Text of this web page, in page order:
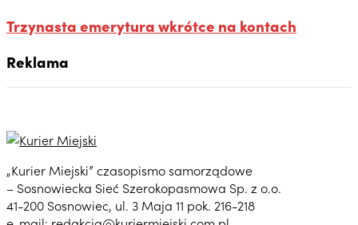
Trzynasta emerytura wkrótce na kontach
Reklama
„Kurier Miejski” czasopismo samorządowe
– Sosnowiecka Sieć Szerokopasmowa Sp. z o.o.
41-200 Sosnowiec, ul. 3 Maja 11 pok. 216-218